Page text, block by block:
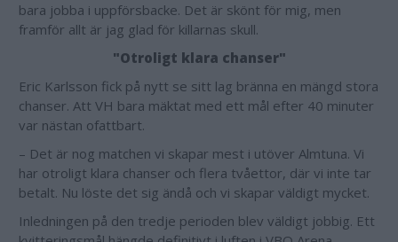
bara jobba i uppförsbacke. Det är skönt för mig, men
framför allt är jag glad för killarnas skull.
"Otroligt klara chanser"
Eric Karlsson fick på nytt se sitt lag bränna en mängd stora
chanser. Att VH bara mäktat med ett mål efter 40 minuter
var nästan ofattbart.
– Det är nog matchen vi skapar mest i utöver Almtuna. Vi
har otroligt klara chanser och flera tvåettor, där vi inte tar
betalt. Nu löste det sig ändå och vi skapar väldigt mycket.
Inledningen på den tredje perioden blev väldigt jobbig. Ett